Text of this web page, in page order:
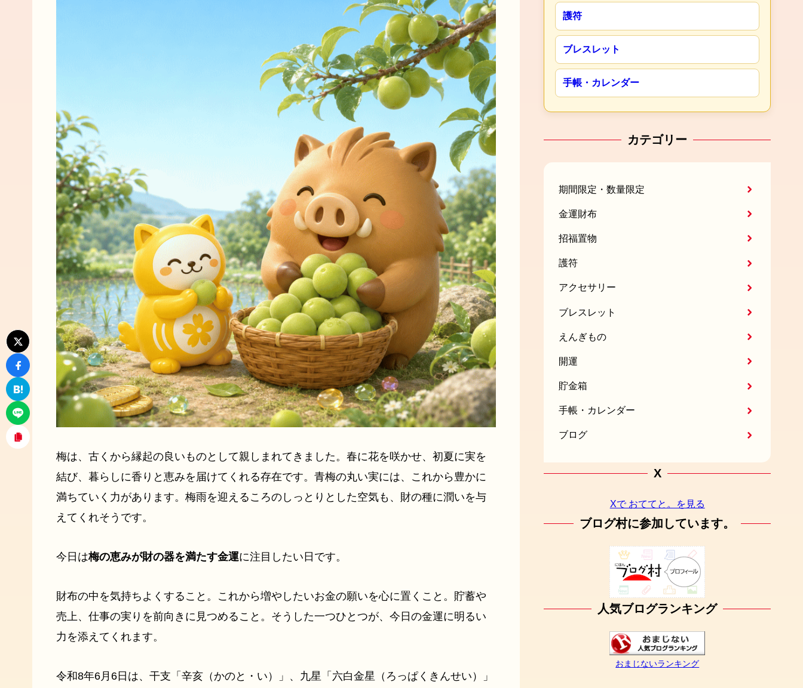
梅は、古くから縁起の良いものとして親しまれてきました。春に花を咲かせ、初夏に実を
結び、暮らしに香りと恵みを届けてくれる存在です。青梅の丸い実には、これから豊かに
満ちていく力があります。梅雨を迎えるころのしっとりとした空気も、財の種に潤いを与
えてくれそうです。
今日は梅の恵みが財の器を満たす金運に注目したい日です。
財布の中を気持ちよくすること。これから増やしたいお金の願いを心に置くこと。貯蓄や
売上、仕事の実りを前向きに見つめること。そうした一つひとつが、今日の金運に明るい
力を添えてくれます。
令和8年6月6日は、干支「辛亥（かのと・い）」、九星「六白金星（ろっぱくきんせい）」
護符
ブレスレット
手帳・カレンダー
カテゴリー
期間限定・数量限定
金運財布
招福置物
護符
アクセサリー
ブレスレット
えんぎもの
開運
貯金箱
手帳・カレンダー
ブログ
X
Xで おててと。を見る
ブログ村に参加しています。
人気ブログランキング
おまじないランキング